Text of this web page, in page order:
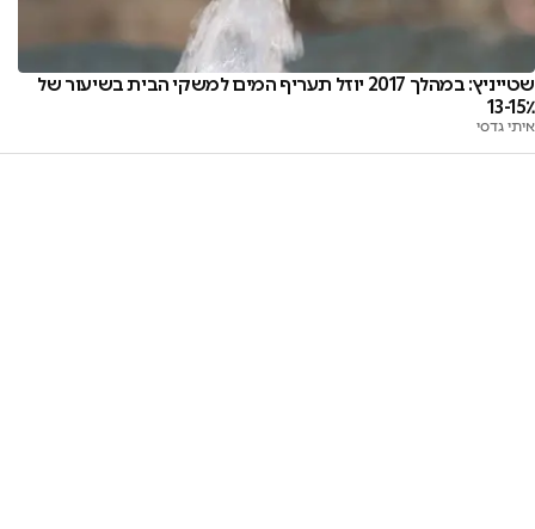
שטייניץ: במהלך 2017 יוזל תעריף המים למשקי הבית בשיעור של
13-15٪
איתי גדסי